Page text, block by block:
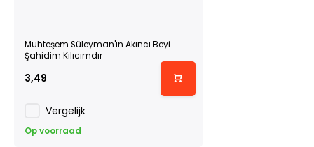
Muhteşem Süleyman'ın Akıncı Beyi
Şahidim Kılıcımdır
3,49
Vergelijk
Op voorraad